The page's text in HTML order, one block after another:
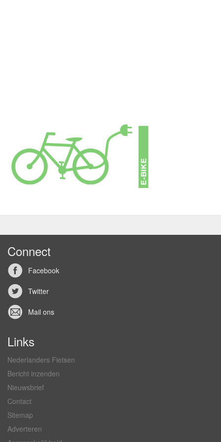
Connect
Facebook
Twitter
Mail ons
Links
Nederlanders Fietsen
Bericht inzenden
Nieuwsbrief
Contact
Sitemap
Adverteren